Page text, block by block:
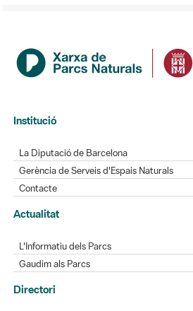
Institució
La Diputació de Barcelona
Gerència de Serveis d'Espais Naturals
Contacte
Actualitat
L'Informatiu dels Parcs
Gaudim als Parcs
Directori